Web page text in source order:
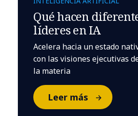
Qué hacen
líderes en IA
Acelera hacia un estado
con las visiones ejecutivas
la materia
Leer más